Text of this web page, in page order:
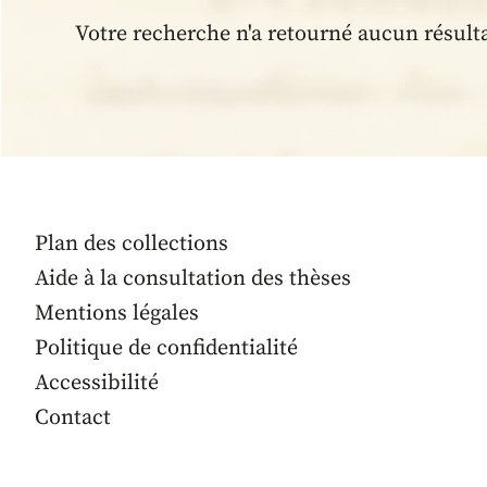
Votre recherche n'a retourné aucun
Plan des collections
Aide à la consultation des thèses
Mentions légales
Politique de confidentialité
Accessibilité
Contact